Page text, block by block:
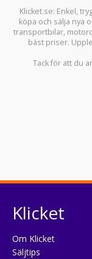
Klicket.se: Enkel,
köpa och sälja nya
transportbilar,
bäst priser.
Tack för att du
Klicket
Om Klicket
Säljtips